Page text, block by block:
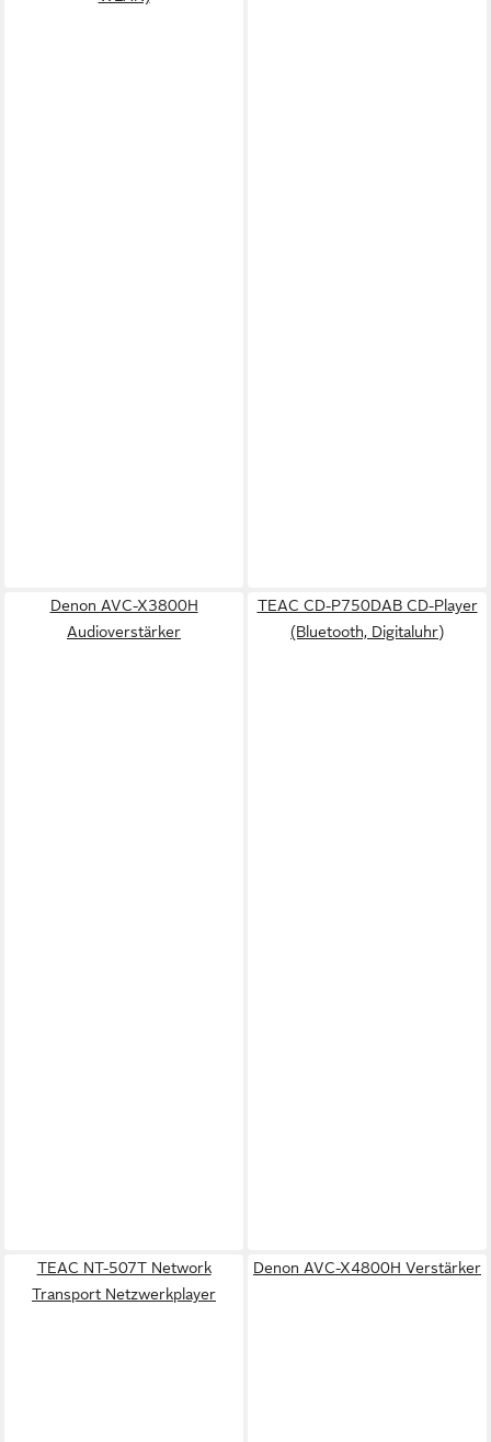
Denon AVC-X3800H
Audioverstärker
TEAC CD-P750DAB CD-Player
(Bluetooth, Digitaluhr)
TEAC NT-507T Network
Transport Netzwerkplayer
Denon AVC-X4800H Verstärker